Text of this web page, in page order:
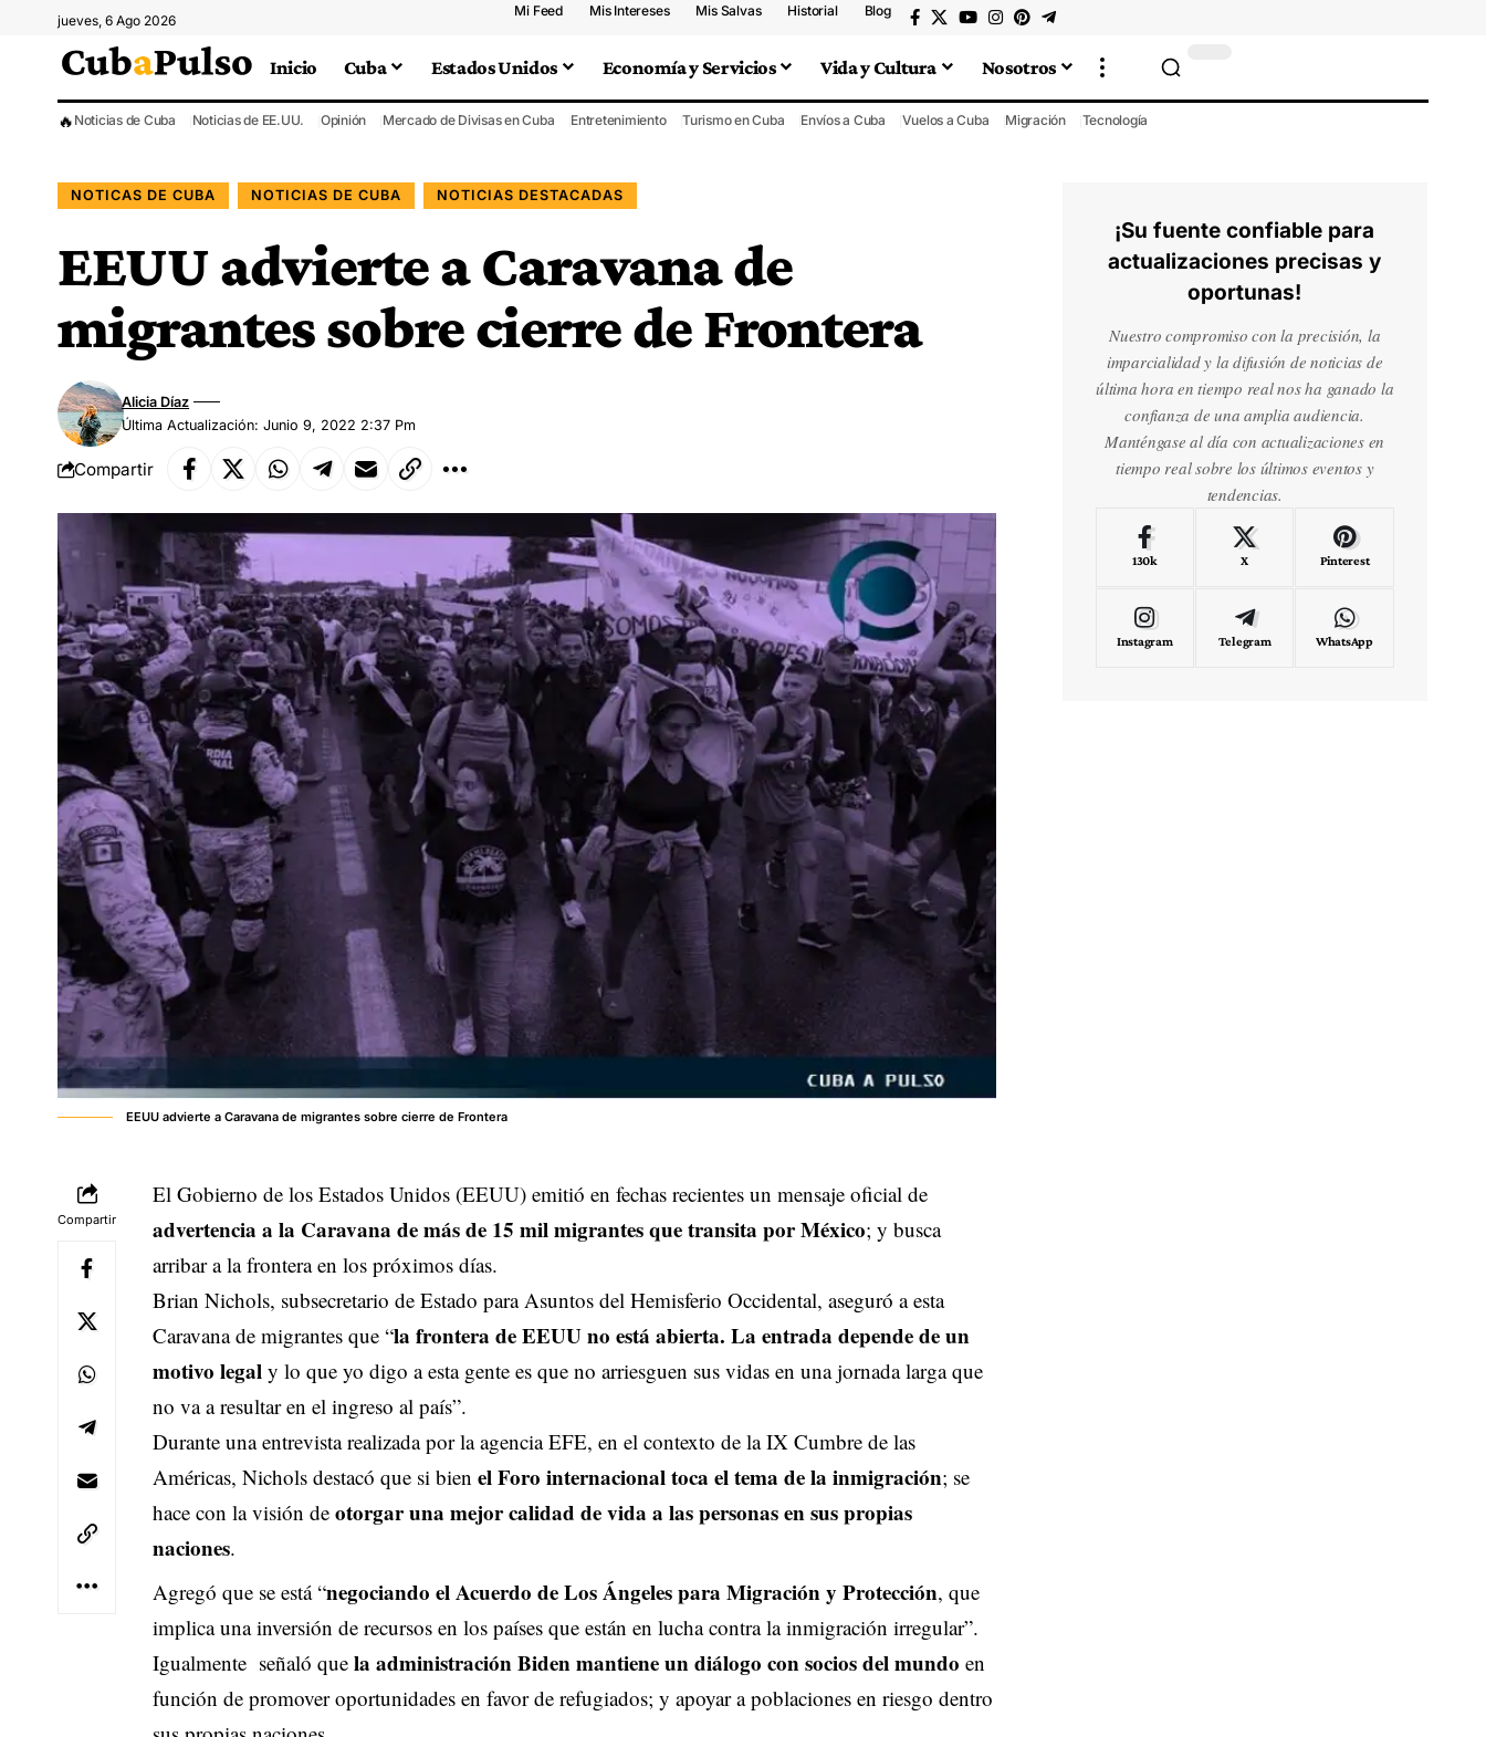
jueves, 6 Ago 2026
Mi Feed Mis Intereses Mis Salvas Historial Blog
Inicio Cuba Estados Unidos Economía y Servicios Vida y Cultura Nosotros
🔥 Noticias de Cuba Noticias de EE.UU. Opinión Mercado de Divisas en Cuba Entretenimiento Turismo en Cuba Envíos a Cuba Vuelos a Cuba Migración Tecnología
NOTICAS DE CUBA NOTICIAS DE CUBA NOTICIAS DESTACADAS
EEUU advierte a Caravana de
migrantes sobre cierre de Frontera
Última Actualización: Junio 9, 2022 2:37 Pm
Alicia Díaz
Compartir
EEUU advierte a Caravana de migrantes sobre cierre de Frontera
Compartir
El Gobierno de los Estados Unidos (EEUU) emitió en fechas recientes un mensaje oficial de
advertencia a la Caravana de más de 15 mil migrantes que transita por México; y busca
arribar a la frontera en los próximos días.
Brian Nichols, subsecretario de Estado para Asuntos del Hemisferio Occidental, aseguró a esta
Caravana de migrantes que “la frontera de EEUU no está abierta. La entrada depende de un
motivo legaly lo que yo digo a esta gente es que no arriesguen sus vidas en una jornada larga que
no va a resultar en el ingreso al país”.
Durante una entrevista realizada por la agencia EFE, en el contexto de la IX Cumbre de las
Américas, Nichols destacó que si bien el Foro internacional toca el tema de la inmigración; se
hace con la visión de otorgar una mejor calidad de vida a las personas en sus propias
naciones.
Agregó que se está “negociando el Acuerdo de Los Ángeles para Migración y Protección, que
implica una inversión de recursos en los países que están en lucha contra la inmigración irregular”.
Igualmente señaló que la administración Biden mantiene un diálogo con socios del mundo en
función de promover oportunidades en favor de refugiados; y apoyar a poblaciones en riesgo dentro
¡Su fuente confiable para
actualizaciones precisas y
oportunas!
Nuestro compromiso con la precisión, la
imparcialidad y la difusión de noticias de
última hora en tiempo real nos ha ganado la
confianza de una amplia audiencia.
Manténgase al día con actualizaciones en
tiempo real sobre los últimos eventos y
tendencias.
130k X Pinterest
Instagram Telegram WhatsApp